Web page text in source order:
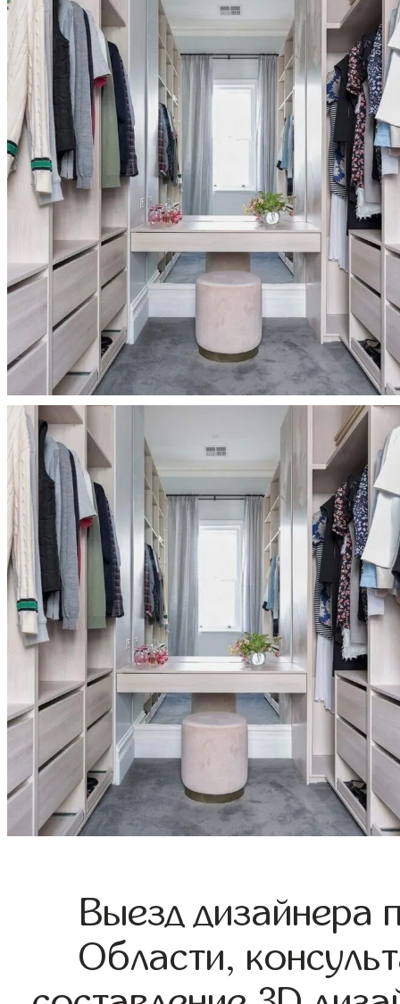
Выезд дизайнера
Области,